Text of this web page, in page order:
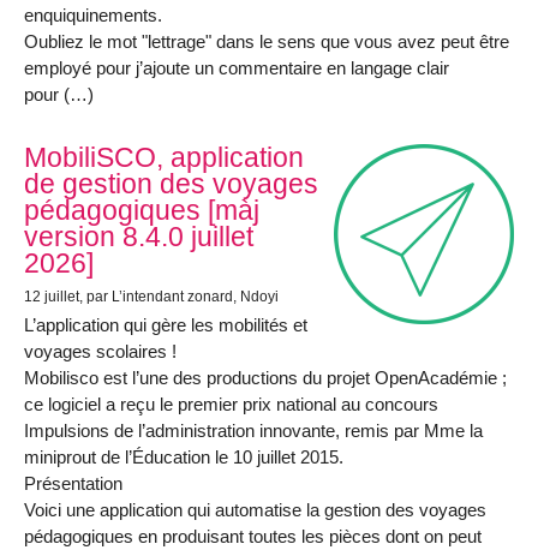
enquiquinements.
Oubliez le mot "lettrage" dans le sens que vous avez peut être
employé pour j’ajoute un commentaire en langage clair
pour (…)
MobiliSCO, application
de gestion des voyages
pédagogiques [màj
version 8.4.0 juillet
2026]
12 juillet, par L’intendant zonard, Ndoyi
L’application qui gère les mobilités et
voyages scolaires !
Mobilisco est l’une des productions du projet OpenAcadémie ;
ce logiciel a reçu le premier prix national au concours
Impulsions de l’administration innovante, remis par Mme la
miniprout de l’Éducation le 10 juillet 2015.
Présentation
Voici une application qui automatise la gestion des voyages
pédagogiques en produisant toutes les pièces dont on peut